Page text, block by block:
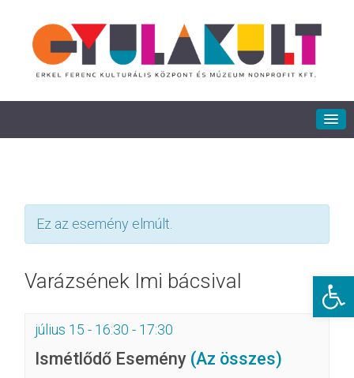
Ez az esemény elmúlt.
Varázsének Imi bácsival
július 15 - 16:30 - 17:30
Ismétlődő Esemény (Az összes)